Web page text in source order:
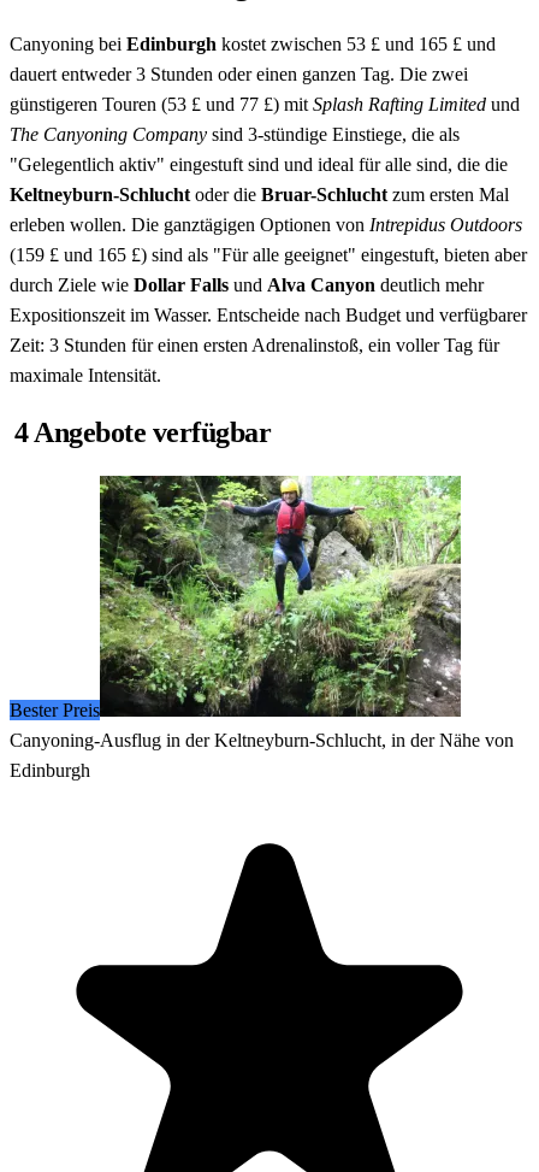
Canyoning bei Edinburgh kostet zwischen 53 £ und 165 £ und
dauert entweder 3 Stunden oder einen ganzen Tag. Die zwei
günstigeren Touren (53 £ und 77 £) mit Splash Rafting Limited und
The Canyoning Company sind 3-stündige Einstiege, die als
"Gelegentlich aktiv" eingestuft sind und ideal für alle sind, die die
Keltneyburn-Schlucht oder die Bruar-Schlucht zum ersten Mal
erleben wollen. Die ganztägigen Optionen von Intrepidus Outdoors
(159 £ und 165 £) sind als "Für alle geeignet" eingestuft, bieten aber
durch Ziele wie Dollar Falls und Alva Canyon deutlich mehr
Expositionszeit im Wasser. Entscheide nach Budget und verfügbarer
Zeit: 3 Stunden für einen ersten Adrenalinstoß, ein voller Tag für
maximale Intensität.
4 Angebote verfügbar
Bester Preis
Canyoning-Ausflug in der Keltneyburn-Schlucht, in der Nähe von
Edinburgh